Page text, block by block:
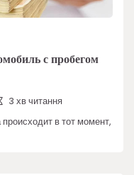
с пробегом
3 хв читання
в тот момент,